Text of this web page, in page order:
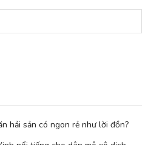
hải sản có ngon rẻ như lời đồn?